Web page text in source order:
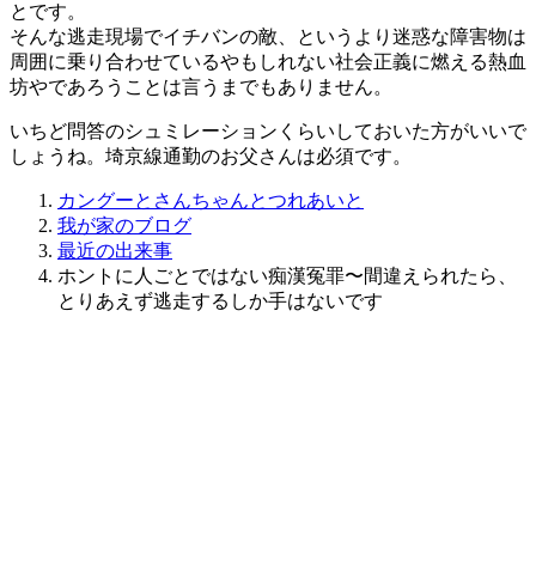
とです。
そんな逃走現場でイチバンの敵、というより迷惑な障害物は
周囲に乗り合わせているやもしれない社会正義に燃える熱血
坊やであろうことは言うまでもありません。
いちど問答のシュミレーションくらいしておいた方がいいで
しょうね。埼京線通勤のお父さんは必須です。
カングーとさんちゃんとつれあいと
我が家のブログ
最近の出来事
ホントに人ごとではない痴漢冤罪〜間違えられたら、
とりあえず逃走するしか手はないです